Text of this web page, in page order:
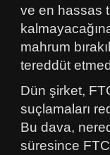
ve en hassas
mahrum
tereddüt
Dün şirket,
suçlamaları
Bu dava,
süresince